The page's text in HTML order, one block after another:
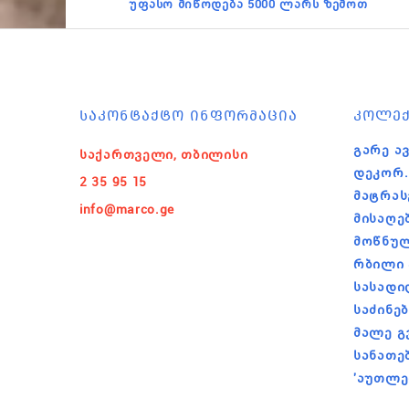
უფასო მიწოდება 5000 ლარს ზემოთ
ᲡᲐᲙᲝᲜᲢᲐᲥᲢᲝ ᲘᲜᲤᲝᲠᲛᲐᲪᲘᲐ
საქართველი, თბილისი
2 35 95 15
info@marco.ge
Გარე
Დეკორ.
Რბილი
Მალე